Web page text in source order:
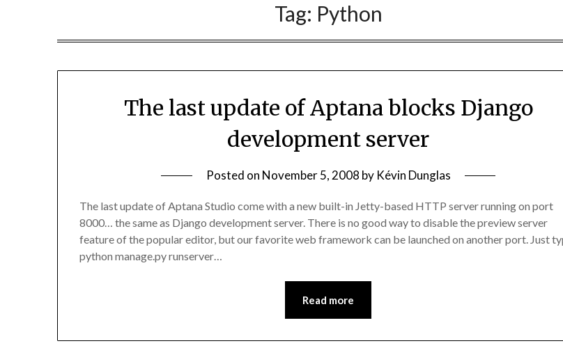
Tag: Python
The last update of Aptana blocks Django
development server
Posted on November 5, 2008 by Kévin Dunglas
The last update of Aptana Studio come with a new built-in Jetty-based HTTP server running on port
8000… the same as Django development server. There is no good way to disable the preview server
feature of the popular editor, but our favorite web framework can be launched on another port. Just
python manage.py runserver…
Read more